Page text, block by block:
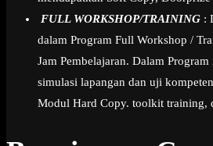
FULL WORKSHOP/TRAINING :
dalam Program Full Workshop /
Jam Pembelajaran. Dalam
simulasi lapangan dan uji
Modul Hard Copy. toolkit training,